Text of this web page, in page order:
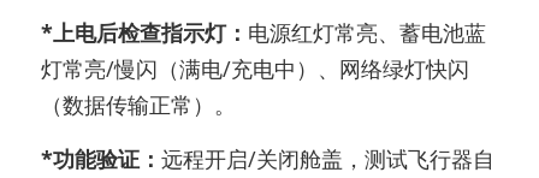
*上电后检查指示灯： 电源红灯常亮、蓄电池蓝
灯常亮/慢闪（满电/充电中）、网络绿灯快闪
（数据传输正常）。
*功能验证： 远程开启/关闭舱盖，测试飞行器自